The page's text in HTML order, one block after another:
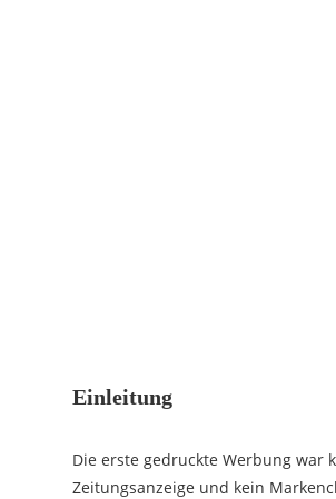
Einleitung
Die erste gedruckte Werbung war
Zeitungsanzeige und kein